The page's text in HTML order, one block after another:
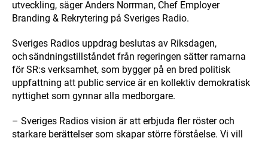
utveckling, säger Anders Norrman, Chef Employer
Branding & Rekrytering på Sveriges Radio.
Sveriges Radios uppdrag beslutas av Riksdagen,
och sändningstillståndet från regeringen sätter ramarna
för SR:s verksamhet, som bygger på en bred politisk
uppfattning att public service är en kollektiv demokratisk
nyttighet som gynnar alla medborgare.
– Sveriges Radios vision är att erbjuda fler röster och
starkare berättelser som skapar större förståelse. Vi vill